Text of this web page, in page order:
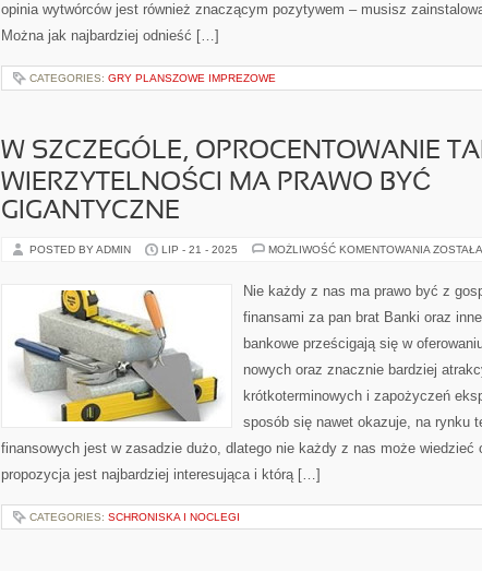
opinia wytwórców jest również znaczącym pozytywem – musisz
Można jak najbardziej odnieść […]
CATEGORIES: GRY PLANSZOWE IMPREZOWE
W SZCZEGÓLE, OPROCENTOWANIE
WIERZYTELNOŚCI MA PRAWO BYĆ
GIGANTYCZNE
POSTED BY ADMIN LIP - 21 - 2025 MOŻLIWOŚĆ KOMENTOWANIA W
TAKIEJ
PRAWO
Nie każdy z nas ma prawo być z
finansami za pan brat Banki oraz
bankowe prześcigają się w
nowych oraz znacznie bardziej
krótkoterminowych i zapożyczeń
sposób się nawet okazuje, na rynku
finansowych jest w zasadzie dużo, dlatego nie każdy z nas może wiedzieć
propozycja jest najbardziej interesująca i którą […]
CATEGORIES: SCHRONISKA I NOCLEGI